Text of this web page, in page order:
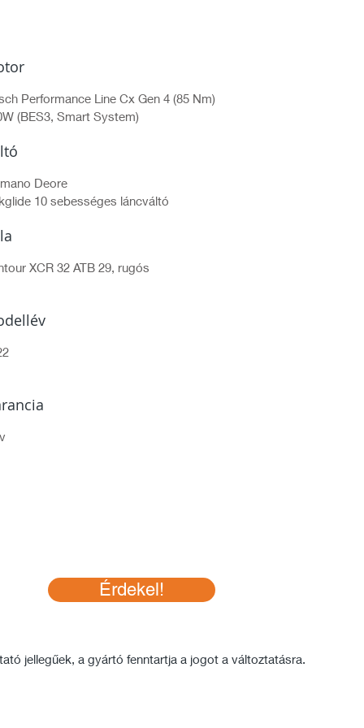
Performance Line Cx Gen 4 (85 Nm)
(BES3, Smart System)
Deore
10 sebességes láncváltó
XCR 32 ATB 29, rugós
Érdekel!
jellegűek, a gyártó fenntartja a jogot a változtatásra.